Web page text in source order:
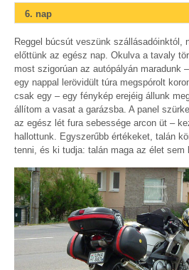
6. nap
Reggel búcsút veszünk szállásadóinktól,
előttünk az egész nap. Okulva a tavaly
most szigorúan az autópályán maradunk
egy nappal lerövidült túra megspórolt
csak egy – egy fénykép erejéig állunk
állítom a vasat a garázsba. A panel
az egész lét fura sebessége arcon üt –
hallottunk. Egyszerűbb értékeket, talán
tenni, és ki tudja: talán maga az élet sem